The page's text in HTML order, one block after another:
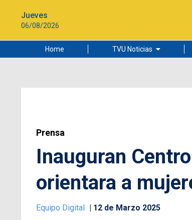
Jueves
06/08/2026
Home TVU Noticias
Ciudad
Prensa
Inauguran
orientara a
Equipo Digital 12 de Marzo 2025